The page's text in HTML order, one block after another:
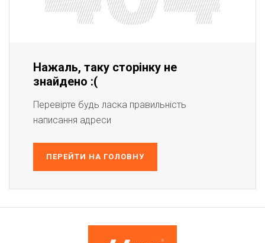
Нажаль, таку сторінку не
знайдено :(
Перевірте будь ласка правильність
написання адреси
ПЕРЕЙТИ НА ГОЛОВНУ